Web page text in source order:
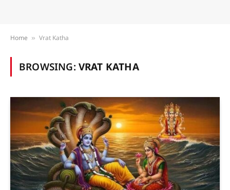
Home » Vrat Katha
BROWSING: VRAT KATHA